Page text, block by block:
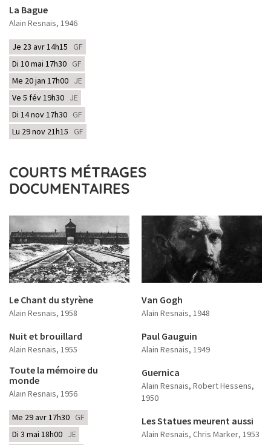
La Bague
Alain Resnais, 1946
Je 23 avr 14h15 GF
Di 10 mai 17h30 GF
Me 20 jan 17h00 JE
Ve 5 fév 19h30 JE
Di 14 nov 17h30 GF
Lu 29 nov 21h15 GF
COURTS MÉTRAGES
DOCUMENTAIRES
Le Chant du styrène
Alain Resnais, 1958
Nuit et brouillard
Alain Resnais, 1955
Toute la mémoire du
monde
Alain Resnais, 1956
Me 29 avr 17h30 GF
Di 3 mai 18h00 JE
Van Gogh
Alain Resnais, 1948
Paul Gauguin
Alain Resnais, 1949
Guernica
Alain Resnais, Robert Hessens,
1950
Les Statues meurent aussi
Alain Resnais, Chris Marker, 1953